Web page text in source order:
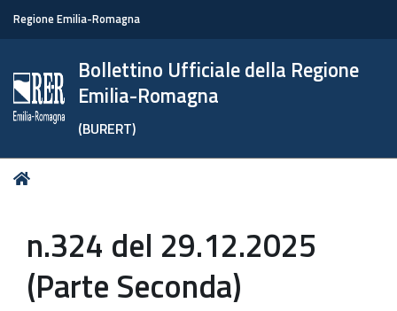
Regione Emilia-Romagna
Bollettino Ufficiale della Regione
Emilia-Romagna
(BURERT)
Tu
n.324 del 29.12.2025
(Parte Seconda)